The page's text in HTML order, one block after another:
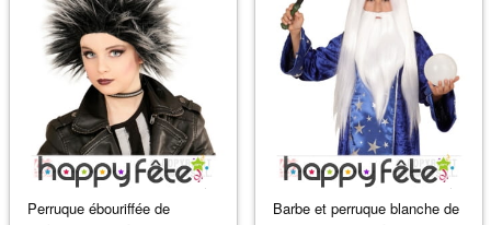
Perruque ébouriffée de
Barbe et perruque blanche de